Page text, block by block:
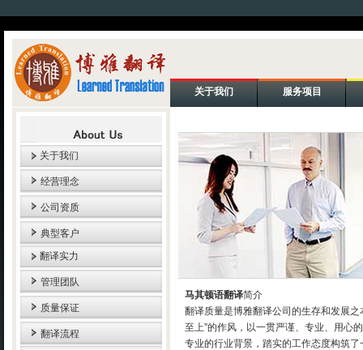
关于我们 服务项目
关于我们
经营理念
公司资质
典型客户
翻译实力
管理团队
质量保证
翻译流程
马其顿语翻译简介
翻译质量是博雅翻译公司的生存和发展
至上”的作风，以一贯严谨、专业、用心
专业的行业背景，踏实的工作态度构筑